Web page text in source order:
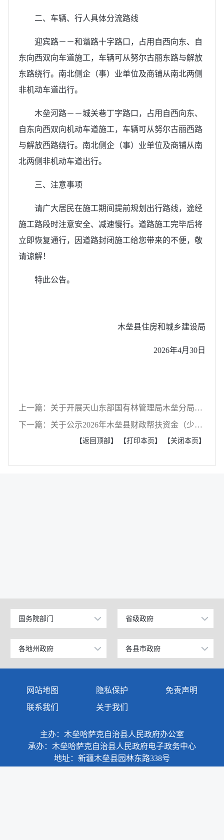
二、车辆、行人具体分流路线
迎宾路－－和谐路十字路口，占用自西向东、自
东向西双向车道施工，车辆可从努尔古丽东路与解放
东路绕行。南北侧企（事）业单位及商铺从南北两侧
非机动车道出行。
木垒河路－－城关巷丁字路口，占用自西向东、
自东向西双向机动车道施工，车辆可从努尔古丽西路
与解放西路绕行。南北侧企（事）业单位及商铺从南
北两侧非机动车道出行。
三、注意事项
请广大居民在施工期间提前规划出行路线，途经
施工路段时注意安全、减速慢行。道路施工完毕后将
立即恢复通行，因道路封闭施工给您带来的不便，敬
请谅解！
特此公告。
木垒县住房和城乡建设局
2026年4月30日
上一篇：关于开展天山东部国有林管理局木垒分局云杉小蠹虫飞机防治公告
下一篇：关于公示2026年木垒县财政帮扶资金（少数民族发展任务）第二批项目的通知
【返回顶部】 【打印本页】 【关闭本页】
国务院部门
公安部
工业和信息化部
科学技术部
教育部
国家发展和改革委员会
国防部
省级政府
北京
上海
广东
天津
江苏
山东
浙江
各地州政府
乌鲁木齐市
博尔塔拉蒙古自治州
克拉玛依市
各县市政府
昌吉市
吉木萨尔县
奇台县
网站地图 隐私保护
免责声明
联系我们
关于我们
主办：木垒哈萨克自治县人民政府办公室
承办：木垒哈萨克自治县人民政府电子政务中心
地址：新疆木垒县园林东路338号